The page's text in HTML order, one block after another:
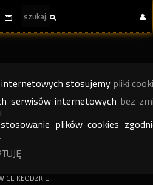
stosujemy pliki
serwisów internetowych bez
plików cookies
KŁODZKIE